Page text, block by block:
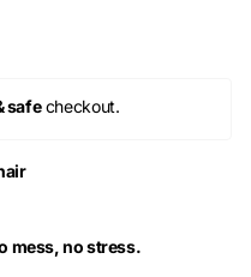
safecheckout.
mess, no stress.